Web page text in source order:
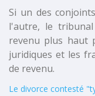
Si un des
l'autre, le
revenu plus haut
juridiques et les
de revenu.
Le divorce contesté